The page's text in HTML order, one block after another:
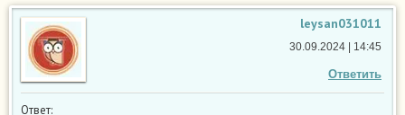
leysan031011
Ответить
30.09.2024 | 14:45
Ответ: